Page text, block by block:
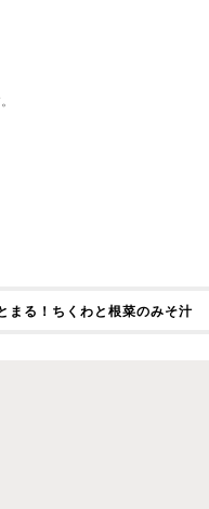
まる！ちくわと根菜のみそ汁